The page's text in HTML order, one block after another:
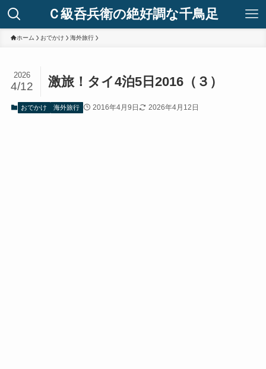
Ｃ級呑兵衛の絶好調な千鳥足
ホーム おでかけ 海外旅行
激旅！タイ4泊5日2016（３）
2026
4/12
おでかけ 海外旅行 2016年4月9日 2026年4月12日